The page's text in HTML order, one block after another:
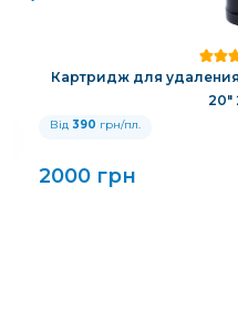
Картридж для
20"
Від 390 грн/пл.
2000 грн